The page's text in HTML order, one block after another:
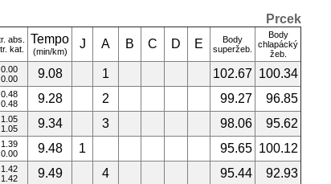
Prcek
abs.
kat.
Tempo
(min/km)
J A B C D E
Body
superžeb.
Body
chlapácký
žeb.
0.00
0.00
9.08 1 102.67 100.34
0.48
0.48
9.28 2 99.27
96.85
1.05
1.05
9.34 3 98.06
95.62
1.39
0.00
9.48 1 95.65 100.12
1.42
1.42
9.49 4 95.44
92.93